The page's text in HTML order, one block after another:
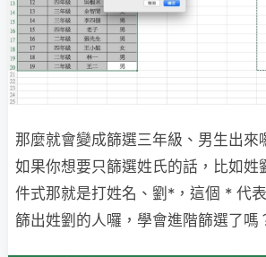
那麼就會變成篩選三年級、男生出來
如果你想要只篩選姓氏的話，比如姓
件式那就是打姓名、劉*，這個 * 代
篩出姓劉的人囉，學會進階篩選了嗎